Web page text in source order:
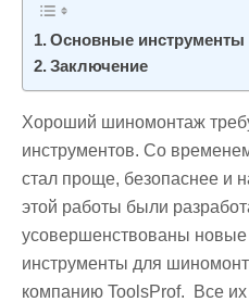
Основные инструменты
Заключение
Хороший шиномонтаж
инструментов. Со
стал проще, безопаснее и
этой работы были
усовершенствованы
инструменты для
компанию ToolsProf. Все